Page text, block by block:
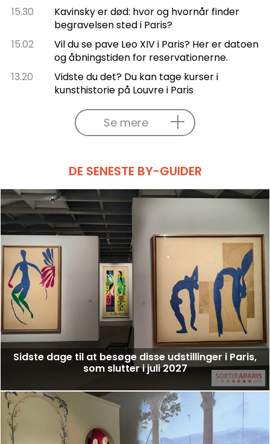
15.30
Kavinsky er død: hvor og hvornår finder
begravelsen sted i Paris?
15.02
Vil du se pave Leo XIV i Paris? Her er datoen
og åbningstiden for reservationerne.
13.20
Vidste du det? Du kan tage kurser i
kunsthistorie på Louvre i Paris
Se mere
DE SENESTE BY-GUIDER
Sidste dage til at besøge disse udstillinger i Paris,
som slutter i juli 2027